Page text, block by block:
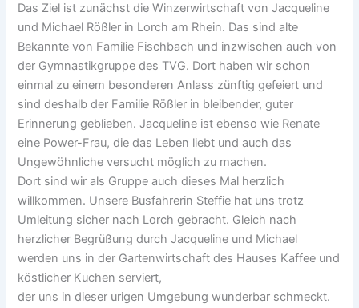
Das Ziel ist zunächst die Winzerwirtschaft von Jacqueline
und Michael Rößler in Lorch am Rhein. Das sind alte
Bekannte von Familie Fischbach und inzwischen auch von
der Gymnastikgruppe des TVG. Dort haben wir schon
einmal zu einem besonderen Anlass zünftig gefeiert und
sind deshalb der Familie Rößler in bleibender, guter
Erinnerung geblieben. Jacqueline ist ebenso wie Renate
eine Power-Frau, die das Leben liebt und auch das
Ungewöhnliche versucht möglich zu machen.
Dort sind wir als Gruppe auch dieses Mal herzlich
willkommen. Unsere Busfahrerin Steffie hat uns trotz
Umleitung sicher nach Lorch gebracht. Gleich nach
herzlicher Begrüßung durch Jacqueline und Michael
werden uns in der Gartenwirtschaft des Hauses Kaffee und
köstlicher Kuchen serviert,
der uns in dieser urigen Umgebung wunderbar schmeckt.